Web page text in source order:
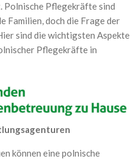
Pflegekräfte sind
Familien, doch die Frage der
sind die wichtigsten Aspekte
Pflegekräfte in
können eine polnische